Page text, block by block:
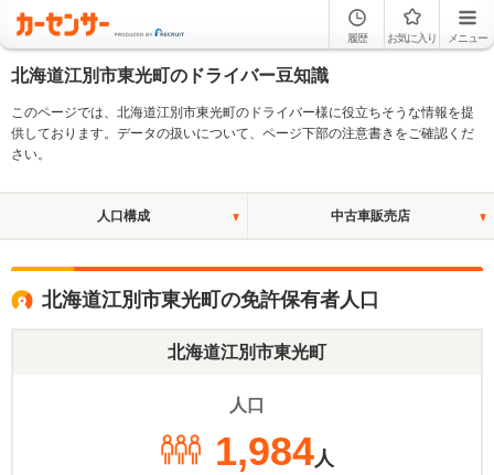
履歴 お気に入り メニュー
北海道江別市東光町のドライバー豆知識
このページでは、北海道江別市東光町のドライバー様に役立ちそうな情報を提
供しております。データの扱いについて、ページ下部の注意書きをご確認くだ
さい。
人口構成 中古車販売店
北海道江別市東光町の免許保有者人口
北海道江別市東光町
人口
1,984人